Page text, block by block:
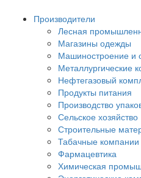
Производители
Лесная
Магазины одежды
Машиностроение и
Металлургические
Нефтегазовый
Продукты питания
Производство
Сельское хозяйство
Строительные
Табачные компании
Фармацевтика
Химическая